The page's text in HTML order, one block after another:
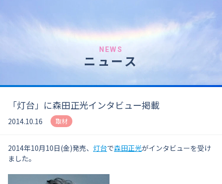
NEWS
ニュース
「灯台」に森田正光インタビュー掲載
2014.10.16 取材
2014年10月10日(金)発売、 灯台で森田正光がインタビューを受け
ました。